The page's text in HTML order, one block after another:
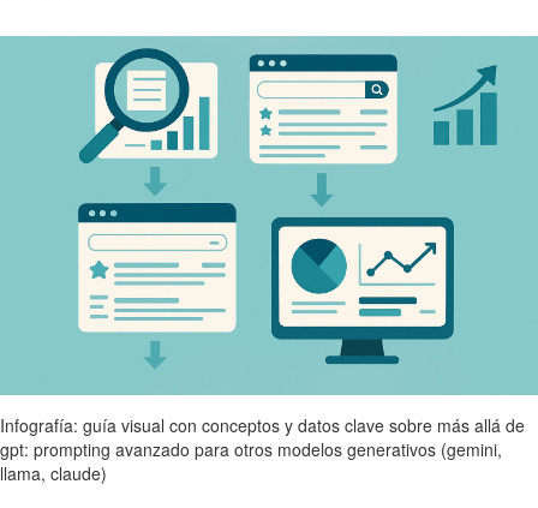
Infografía: guía visual con conceptos y datos clave sobre más allá de
gpt: prompting avanzado para otros modelos generativos (gemini,
llama, claude)